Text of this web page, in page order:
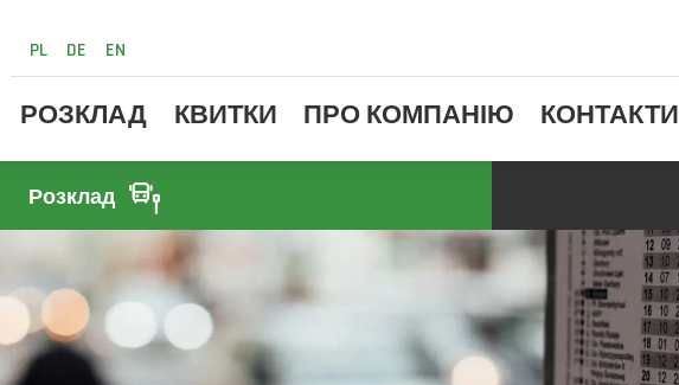
PL DE EN
РОЗКЛАД КВИТКИ ПРО КОМПАНІЮ КОНТАКТИ
Розклад